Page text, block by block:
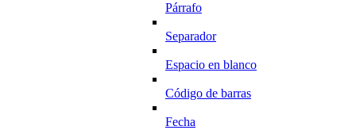
Párrafo
Separador
Espacio en blanco
Código de barras
Fecha